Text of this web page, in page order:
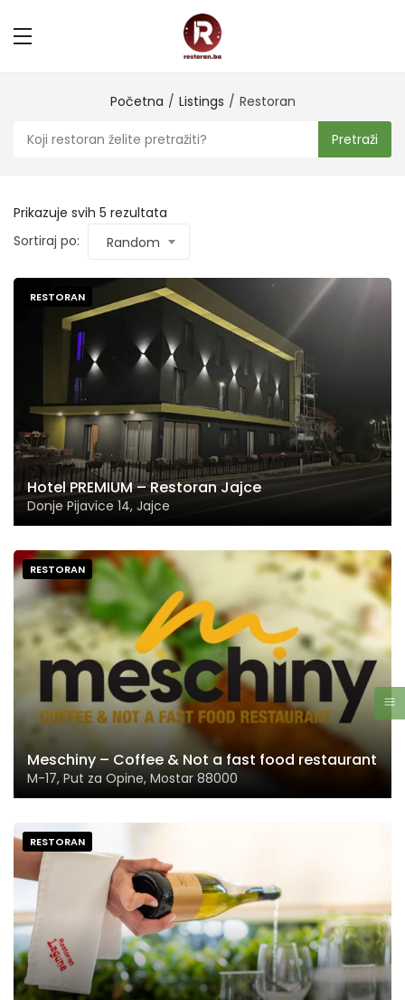
Početna Listings Restoran
Pretraži
Prikazuje svih 5 rezultata
Sortiraj po:
Random
RESTORAN
Hotel PREMIUM – Restoran Jajce
Donje Pijavice 14, Jajce
RESTORAN
Meschiny – Coffee & Not a fast food restaurant
M-17, Put za Opine, Mostar 88000
RESTORAN